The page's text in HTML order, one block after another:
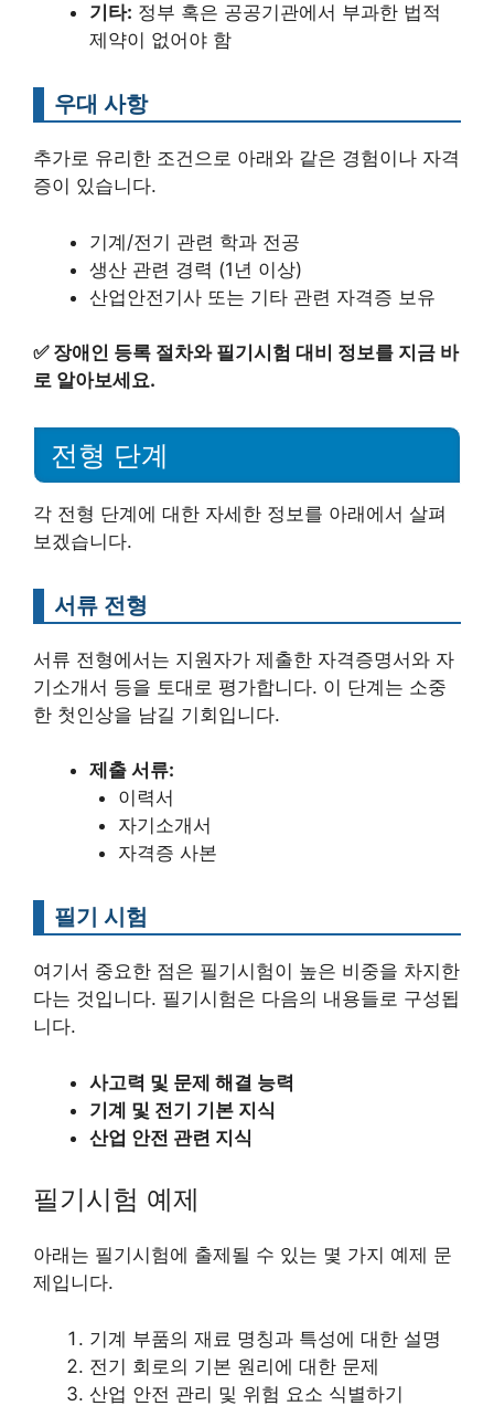
기타: 정부 혹은 공공기관에서 부과한 법적
제약이 없어야 함
우대 사항
추가로 유리한 조건으로 아래와 같은 경험이나 자격
증이 있습니다.
기계/전기 관련 학과 전공
생산 관련 경력 (1년 이상)
산업안전기사 또는 기타 관련 자격증 보유
✅ 장애인 등록 절차와 필기시험 대비 정보를 지금 바
로 알아보세요.
전형 단계
각 전형 단계에 대한 자세한 정보를 아래에서 살펴
보겠습니다.
서류 전형
서류 전형에서는 지원자가 제출한 자격증명서와 자
기소개서 등을 토대로 평가합니다. 이 단계는 소중
한 첫인상을 남길 기회입니다.
제출 서류:
이력서
자기소개서
자격증 사본
필기 시험
여기서 중요한 점은 필기시험이 높은 비중을 차지한
다는 것입니다. 필기시험은 다음의 내용들로 구성됩
니다.
사고력 및 문제 해결 능력
기계 및 전기 기본 지식
산업 안전 관련 지식
필기시험 예제
아래는 필기시험에 출제될 수 있는 몇 가지 예제 문
제입니다.
기계 부품의 재료 명칭과 특성에 대한 설명
전기 회로의 기본 원리에 대한 문제
산업 안전 관리 및 위험 요소 식별하기